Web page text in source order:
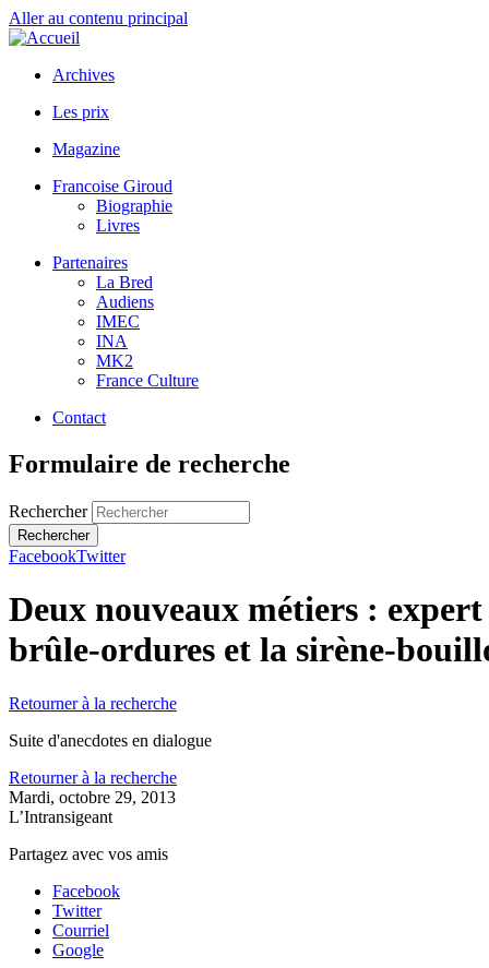
Aller au contenu principal
Archives
Les prix
Magazine
Francoise Giroud
Biographie
Livres
Partenaires
La Bred
Audiens
IMEC
INA
MK2
France Culture
Contact
Formulaire de recherche
Rechercher
FacebookTwitter
Deux nouveaux métiers :
brûle-ordures et la sirène-
Retourner à la recherche
Suite d'anecdotes en dialogue
Retourner à la recherche
Mardi, octobre 29, 2013
L’Intransigeant
Partagez avec vos amis
Facebook
Twitter
Courriel
Google